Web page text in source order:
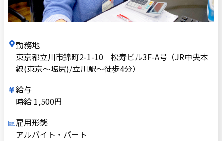
勤務地
東京都立川市錦町2-1-10 松寿ビル3F-A号（JR中央本
線(東京〜塩尻)/立川駅〜徒歩4分）
給与
時給 1,500円
雇用形態
アルバイト・パート